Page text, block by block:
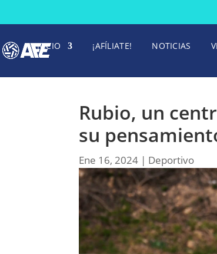
INICIO ¡AFÍLIATE! NOTICIAS
Rubio, un
su
Ene 16, 2024 | Deportivo